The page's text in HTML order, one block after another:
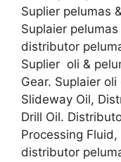
Suplier pelumas
Suplaier
distributor
Suplier oli &
Gear. Suplaier
Slideway Oil,
Drill Oil.
Processing
distributor